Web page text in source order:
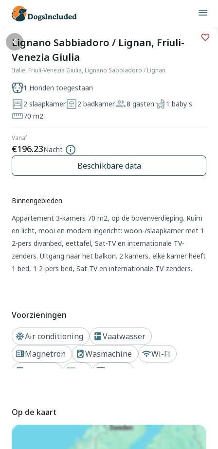
Lignano Sabbiadoro / Lignan, Friuli-
Venezia Giulia
Italië, Friuli-Venezia Giulia, Lignano Sabbiadoro / Lignan
1 Honden toegestaan
2 slaapkamer
2 badkamer 8 gasten
1 baby's
70 m2
Vanaf
€196.23Nacht
Beschikbare data
Binnengebieden
Appartement 3-kamers 70 m2, op de bovenverdieping. Ruim
en licht, mooi en modern ingericht: woon-/slaapkamer met 1
2-pers divanbed, eettafel, Sat-TV en internationale TV-
zenders. Uitgang naar het balkon. 2 kamers, elke kamer heeft
1 bed, 1 2-pers bed, Sat-TV en internationale TV-zenders.
balkons. Balkonmeubilair, ligstoelen (3). Ter beschikking:
wasmachine, kluis, haardroger. Internet (WiFi, gratis).
Parkeerplaats nr. no minibus (2 Auto's) bij het huis. Niet
rokers woning. 1 klein huisdier/hond toegestaan. Er hoeven
geen verplichte extra kosten ter plaatse te worden betaald,
Buiten
Moderne flatgebouw "Nashira", van 10 verdiepingen. 2
huizen in de woning. 18 appartementen in de woning. 10 m
Voorzieningen
Air conditioning
Vaatwasser
Magnetron
Wasmachine
Wi-Fi
Op de kaart